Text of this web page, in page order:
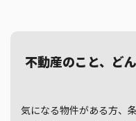
不動産のこと、ど
気になる物件がある方、